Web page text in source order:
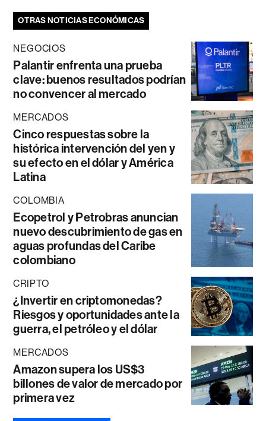
OTRAS NOTICIAS ECONÓMICAS
NEGOCIOS
Palantir enfrenta una prueba
clave: buenos resultados podrían
no convencer al mercado
MERCADOS
Cinco respuestas sobre la
histórica intervención del yen y
su efecto en el dólar y América
Latina
COLOMBIA
Ecopetrol y Petrobras anuncian
nuevo descubrimiento de gas en
aguas profundas del Caribe
colombiano
CRIPTO
¿Invertir en criptomonedas?
Riesgos y oportunidades ante la
guerra, el petróleo y el dólar
MERCADOS
Amazon supera los US$3
billones de valor de mercado por
primera vez